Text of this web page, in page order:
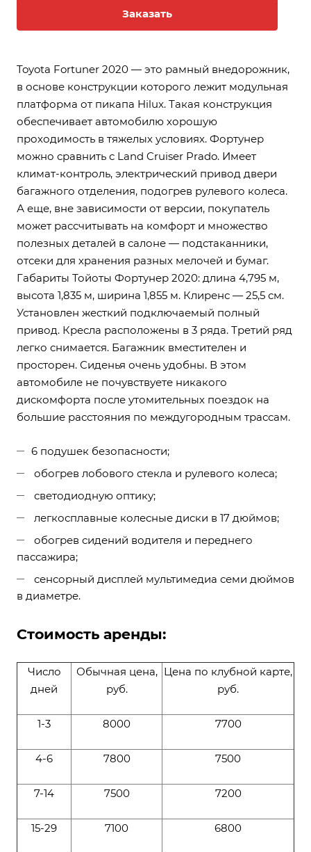
Заказать
Toyota Fortuner 2020 — это рамный внедорожник,
в основе конструкции которого лежит модульная
платформа от пикапа Hilux. Такая конструкция
обеспечивает автомобилю хорошую
проходимость в тяжелых условиях. Фортунер
можно сравнить с Land Cruiser Prado. Имеет
климат-контроль, электрический привод двери
багажного отделения, подогрев рулевого колеса.
А еще, вне зависимости от версии, покупатель
может рассчитывать на комфорт и множество
полезных деталей в салоне — подстаканники,
отсеки для хранения разных мелочей и бумаг.
Габариты Тойоты Фортунер 2020: длина 4,795 м,
высота 1,835 м, ширина 1,855 м. Клиренс — 25,5 см.
Установлен жесткий подключаемый полный
привод. Кресла расположены в 3 ряда. Третий ряд
легко снимается. Багажник вместителен и
просторен. Сиденья очень удобны. В этом
автомобиле не почувствуете никакого
дискомфорта после утомительных поездок на
большие расстояния по междугородным трассам.
6 подушек безопасности;
обогрев лобового стекла и рулевого колеса;
светодиодную оптику;
легкосплавные колесные диски в 17 дюймов;
обогрев сидений водителя и переднего
пассажира;
сенсорный дисплей мультимедиа семи дюймов
в диаметре.
Стоимость аренды:
Число
дней
Обычная цена,
руб.
Цена по клубной карте,
руб.
1-3 8000 7700
4-6 7800 7500
7-14 7500 7200
15-29 7100 6800